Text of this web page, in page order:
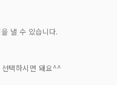
낼 수 있습니다.
택하시면 돼요^^